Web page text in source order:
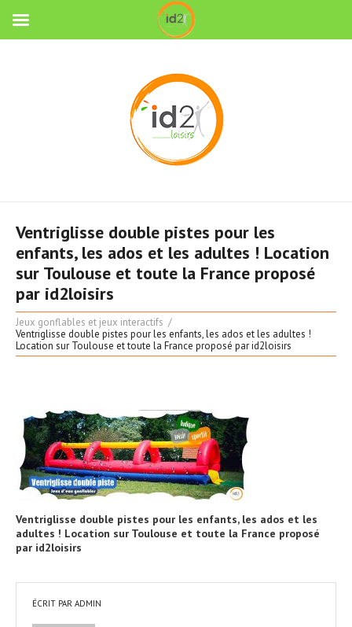
Ventriglisse double pistes pour les
enfants, les ados et les adultes ! Location
sur Toulouse et toute la France proposé
par id2loisirs
Jeux gonflables et jeux interactifs
Ventriglisse double pistes pour les enfants, les ados et les adultes !
Location sur Toulouse et toute la France proposé par id2loisirs
Ventriglisse double pistes pour les enfants, les ados et les
adultes ! Location sur Toulouse et toute la France proposé
par id2loisirs
ÉCRIT PAR ADMIN